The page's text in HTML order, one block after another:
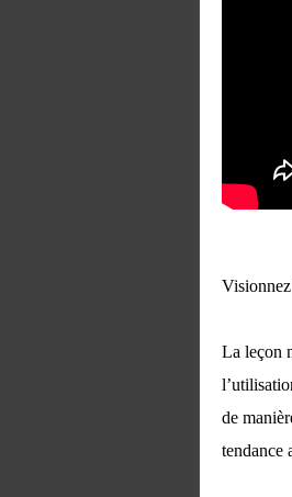
La leçon
de
tendance